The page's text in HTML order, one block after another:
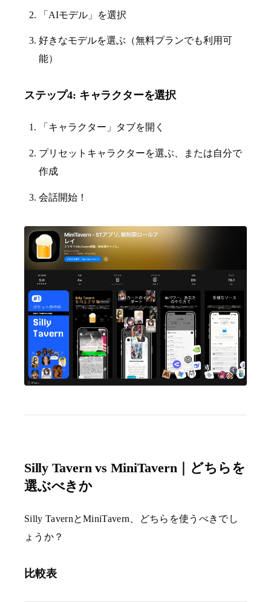
「AIモデル」を選択
好きなモデルを選ぶ（無料プランでも利用可
能）
ステップ4: キャラクターを選択
「キャラクター」タブを開く
プリセットキャラクターを選ぶ、または自分で
作成
会話開始！
Silly Tavern vs MiniTavern｜どちらを
選ぶべきか
Silly TavernとMiniTavern、どちらを使うべきでし
ょうか？
比較表